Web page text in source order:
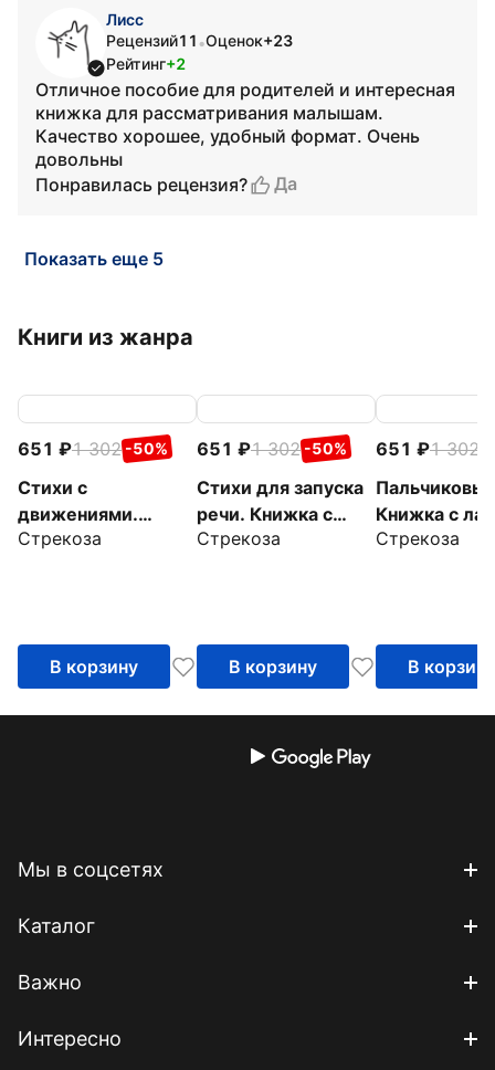
Лисс
Рецензий11 •Оценок+23
Рейтинг+2
Отличное пособие для родителей и интересная
книжка для рассматривания малышам.
Качество хорошее, удобный формат. Очень
довольны
Понравилась рецензия?
Да
Показать еще 5
Книги из жанра
651 1 302 -50%
Стихи с
движениями.
Книжка с лапками
Стрекоза
В корзину
651 1 302 -50%
Стихи для запуска
речи. Книжка с
лапками
Стрекоза
В корзину
651 1 302
Книжка с
Стрекоза
В корзину
Мы в соцсетях
Каталог
Важно
Интересно